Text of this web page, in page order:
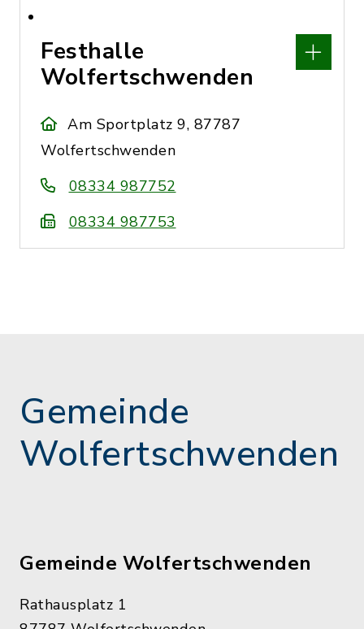
Festhalle
Wolfertschwenden
Am Sportplatz 9, 87787
Wolfertschwenden
08334 987752
08334 987753
Gemeinde
Wolfertschwenden
Gemeinde Wolfertschwenden
Rathausplatz 1